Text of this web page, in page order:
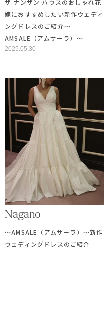
ザ ナンザン ハウスのおしゃれ花
嫁におすすめしたい新作ウェディ
ングドレスのご紹介〜
AMSALE（アムサーラ）〜
2025.05.30
Nagano
～AMSALE（アムサーラ）～新作
ウェディングドレスのご紹介